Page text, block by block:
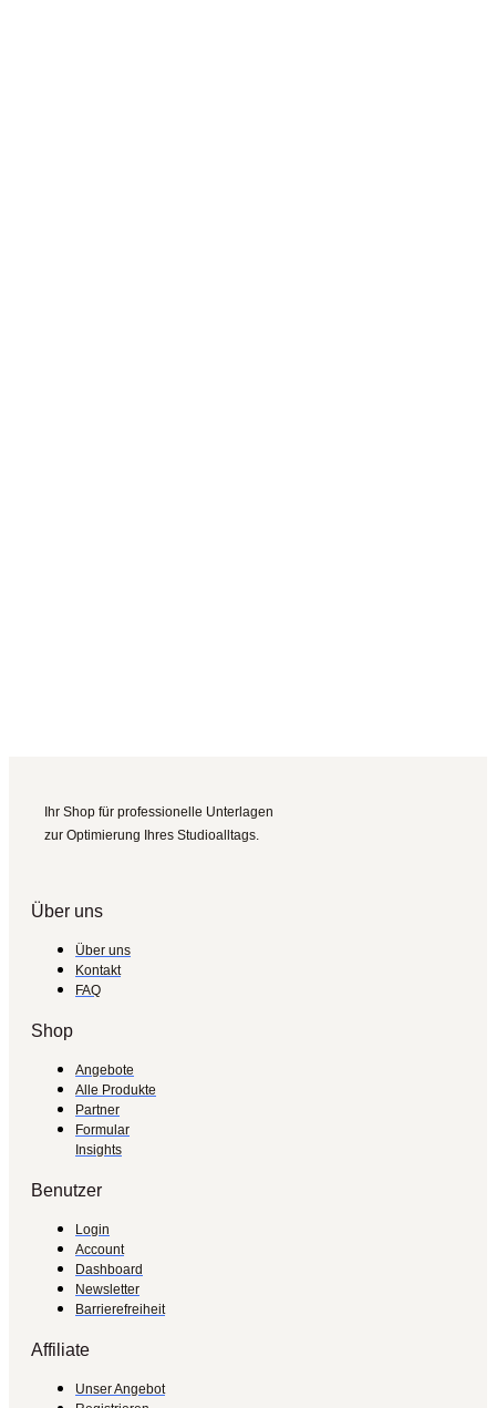
Ihr Shop für professionelle Unterlagen
zur Optimierung Ihres Studioalltags.
Über uns
Über uns
Kontakt
FAQ
Shop
Angebote
Alle Produkte
Partner
Formular
Insights
Benutzer
Login
Account
Dashboard
Newsletter
Barrierefreiheit
Affiliate
Unser Angebot